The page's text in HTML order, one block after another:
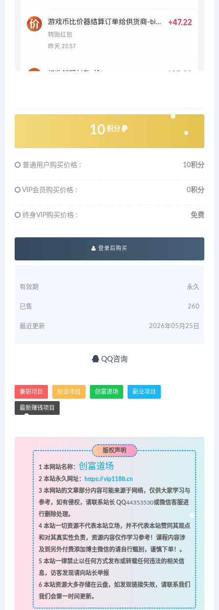
10 积分
普通用户购买价格 : 10积分
VIP会员购买价格 : 0积分
终身VIP购买价格 : 免费
登录后购买
有效期 永久
已售 260
最近更新 2026年05月25日
QQ咨询
兼职项目 创业项目 创富道场 副业项目
最新赚钱项目
版权声明
1 本网站名称： 创富道场
2本站永久网址：
https://vip1188.cn
3本网站的文章部分内容可能来源于网络，仅供大家学习与
参考，如有侵权，请联系站长 QQ44353530或微信客服进
行删除处理。
4本站一切资源不代表本站立场，并不代表本站赞同其观点
和对其真实性负责，资源内容仅作学习参考！课程内容涉
及到另外付费添加博主微信的请自行甄别，谨慎下单！。
5本站一律禁止以任何方式发布或转载任何违法的相关信
息，访客发现请向站长举报
6本站资源大多存储在云盘，如发现链接失效，请联系我们
我们会第一时间更新。